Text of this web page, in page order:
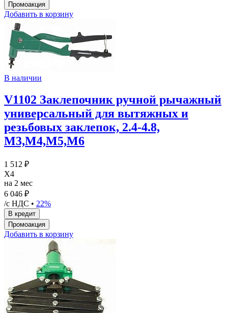
Добавить в корзину
В наличии
V1102 Заклепочник ручной рычажный
универсальный для вытяжных и
резьбовых заклепок, 2.4-4.8,
М3,М4,М5,М6
1 512 ₽
X4
на 2 мес
6 046 ₽
/с НДС • 22%
Добавить в корзину